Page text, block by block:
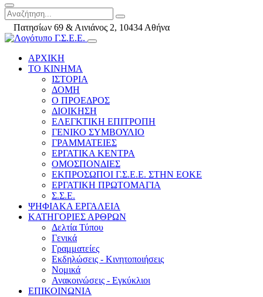
Πατησίων 69 & Αινιάνος 2, 10434 Αθήνα
ΑΡΧΙΚΗ
ΤΟ ΚΙΝΗΜΑ
ΙΣΤΟΡΙΑ
ΔΟΜΗ
Ο ΠΡΟΕΔΡΟΣ
ΔΙΟΙΚΗΣΗ
ΕΛΕΓΚΤΙΚΗ ΕΠΙΤΡΟΠΗ
ΓΕΝΙΚΟ ΣΥΜΒΟΥΛΙΟ
ΓΡΑΜΜΑΤΕΙΕΣ
ΕΡΓΑΤΙΚΑ ΚΕΝΤΡΑ
ΟΜΟΣΠΟΝΔΙΕΣ
ΕΚΠΡΟΣΩΠΟΙ Γ.Σ.Ε.Ε. ΣΤΗΝ ΕΟΚΕ
ΕΡΓΑΤΙΚΗ ΠΡΩΤΟΜΑΓΙΑ
Σ.Σ.Ε.
ΨΗΦΙΑΚΑ ΕΡΓΑΛΕΙΑ
ΚΑΤΗΓΟΡΙΕΣ ΑΡΘΡΩΝ
Δελτία Τύπου
Γενικά
Γραμματείες
Εκδηλώσεις - Κινητοποιήσεις
Νομικά
Ανακοινώσεις - Εγκύκλιοι
ΕΠΙΚΟΙΝΩΝΙΑ